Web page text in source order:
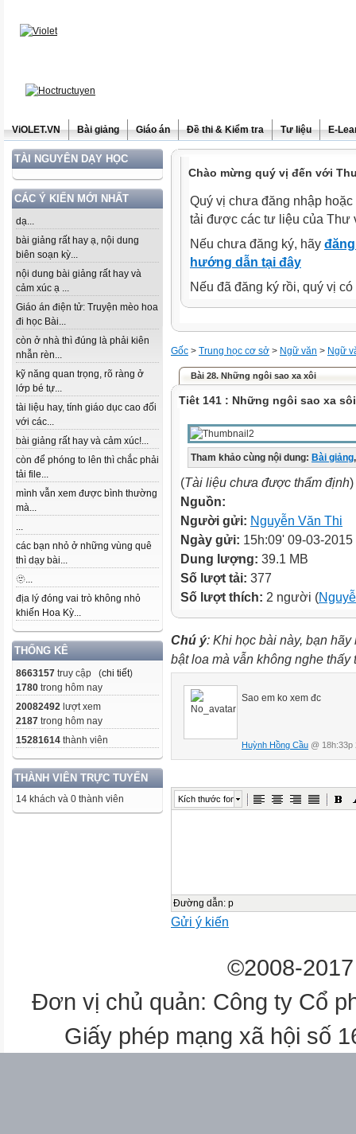
ViOLET.VN Bài giảng Giáo án Đề thi & Kiểm tra Tư liệu E-
TÀI NGUYÊN DẠY HỌC
CÁC Ý KIẾN MỚI NHẤT
dạ...
bài giảng rất hay ạ, nội dung
biên soạn kỳ...
nội dung bài giảng rất hay và
cảm xúc ạ ...
Giáo án điện tử: Truyện mèo hoa
đi học Bài...
còn ở nhà thì đúng là phải kiên
nhẫn rèn...
kỹ năng quan trọng, rõ ràng ở
lớp bé tự...
tài liệu hay, tính giáo dục cao đối
với các...
bài giảng rất hay và cảm xúc!...
còn để phóng to lên thì chắc phải
tải file...
mình vẫn xem được bình thường
mà...
...
các bạn nhỏ ở những vùng quê
thì dạy bài...
🫥...
địa lý đóng vai trò không nhỏ
khiến Hoa Kỳ...
THỐNG KÊ
8663157 truy cập (chi tiết)
1780 trong hôm nay
20082492 lượt xem
2187 trong hôm nay
15281614 thành viên
THÀNH VIÊN TRỰC TUYẾN
14 khách và 0 thành viên
Chào mừng quý vị đến với
Quý vị chưa đăng nhập
tải được các tư liệu của Thư
Nếu chưa đăng ký, hãy
hướng dẫn tại đây
Nếu đã đăng ký rồi, quý vị
Gốc > Trung học cơ sở > Ngữ văn > Ngữ
Bài 28. Những ngôi sao xa xôi
Tiêt 141 : Những ngôi sao xa sôi
Tham khảo cùng nội dung: Bài giảng,
(Tài liệu chưa được thẩm định)
Nguồn:
Người gửi: Nguyễn Văn Thi
Ngày gửi: 15h:09' 09-03-2015
Dung lượng: 39.1 MB
Số lượt tải: 377
Số lượt thích: 2 người (
Chú ý: Khi học bài này, bạn
bật loa mà vẫn không nghe
Sao em ko xem đc
Huỳnh Hồng Cầu @ 18h:33p
Kích thước font
Đường dẫn: p
Gửi ý kiến
©2008-
Đơn vị chủ quản: Công ty Cổ
Giấy phép mạng xã hội số